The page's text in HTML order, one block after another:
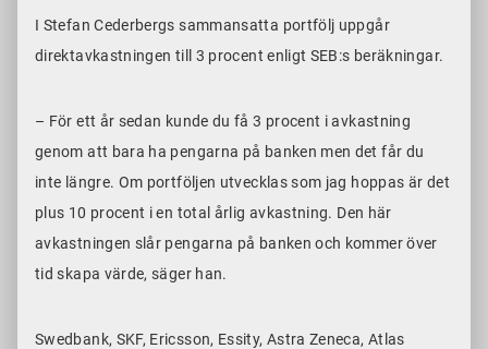
I Stefan Cederbergs sammansatta portfölj uppgår
direktavkastningen till 3 procent enligt SEB:s beräkningar.
– För ett år sedan kunde du få 3 procent i avkastning
genom att bara ha pengarna på banken men det får du
inte längre. Om portföljen utvecklas som jag hoppas är det
plus 10 procent i en total årlig avkastning. Den här
avkastningen slår pengarna på banken och kommer över
tid skapa värde, säger han.
Swedbank, SKF, Ericsson, Essity, Astra Zeneca, Atlas